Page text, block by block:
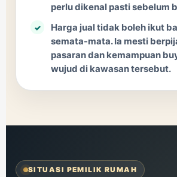
perlu dikenal pasti sebelum
Harga jual tidak boleh ikut
semata-mata. Ia mesti
pasaran dan kemampuan
wujud di kawasan tersebut.
SITUASI PEMILIK RUMAH